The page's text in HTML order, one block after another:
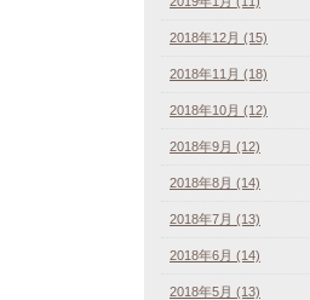
2018年12月 (15)
2018年11月 (18)
2018年10月 (12)
2018年9月 (12)
2018年8月 (14)
2018年7月 (13)
2018年6月 (14)
2018年5月 (13)